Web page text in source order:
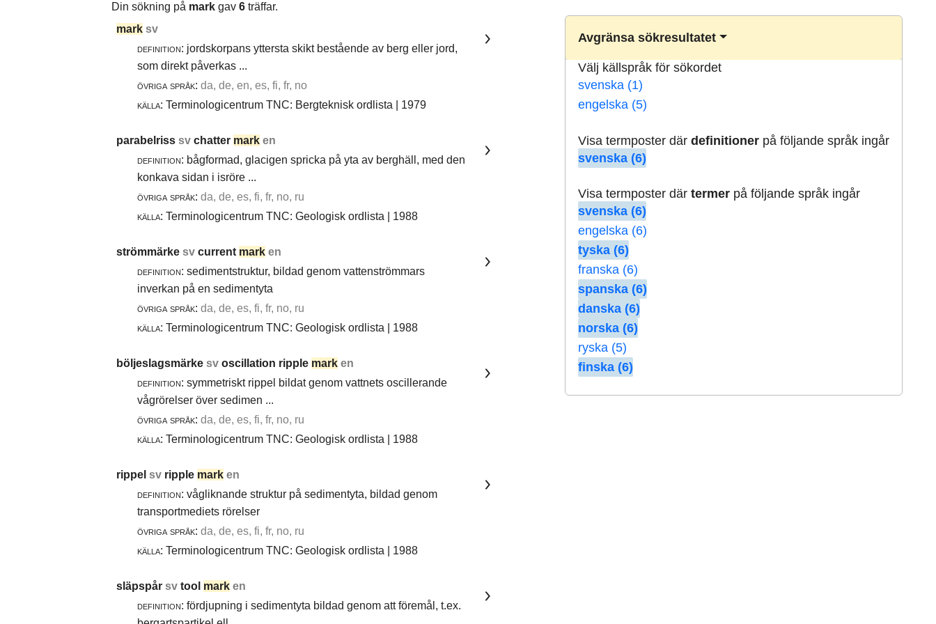
Din sökning på mark gav 6 träffar.
Avgränsa sökresultatet
Välj källspråk för sökordet
svenska (1)
engelska (5)
Visa termposter därdefinitioner på följande språk ingår
svenska (6)
Visa termposter därtermer på följande språk ingår
svenska (6)
engelska (6)
tyska (6)
franska (6)
spanska (6)
danska (6)
norska (6)
ryska (5)
finska (6)
mark sv
definition: jordskorpans yttersta skikt bestående av berg eller jord,
som direkt påverkas ...
övriga språk: da, de, en, es, fi, fr, no
källa: Terminologicentrum TNC: Bergteknisk ordlista | 1979
parabelriss sv chatter mark en
definition: bågformad, glacigen spricka på yta av berghäll, med den
konkava sidan i isröre ...
övriga språk: da, de, es, fi, fr, no, ru
källa: Terminologicentrum TNC: Geologisk ordlista | 1988
strömmärke sv current mark en
definition: sedimentstruktur, bildad genom vattenströmmars
inverkan på en sedimentyta
övriga språk: da, de, es, fi, fr, no, ru
källa: Terminologicentrum TNC: Geologisk ordlista | 1988
böljeslagsmärke sv oscillation ripple mark en
definition: symmetriskt rippel bildat genom vattnets oscillerande
vågrörelser över sedimen ...
övriga språk: da, de, es, fi, fr, no, ru
källa: Terminologicentrum TNC: Geologisk ordlista | 1988
rippel sv ripple mark en
definition: vågliknande struktur på sedimentyta, bildad genom
transportmediets rörelser
övriga språk: da, de, es, fi, fr, no, ru
källa: Terminologicentrum TNC: Geologisk ordlista | 1988
släpspår sv tool mark en
definition: fördjupning i sedimentyta bildad genom att föremål, t.ex.